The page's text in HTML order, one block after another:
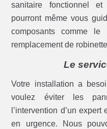
sanitaire fonctionnel
pourront même vous
composants comme le
remplacement de
Le
Votre installation a
voulez éviter les
l’intervention d’un expert
en urgence. Nous